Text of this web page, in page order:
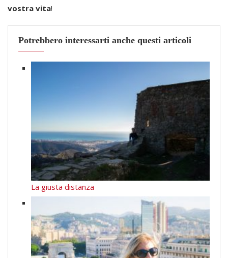
vostra vita!
Potrebbero interessarti anche questi articoli
La giusta distanza